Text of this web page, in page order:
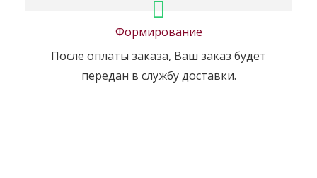
Формирование
После оплаты заказа, Ваш заказ будет
передан в службу доставки.